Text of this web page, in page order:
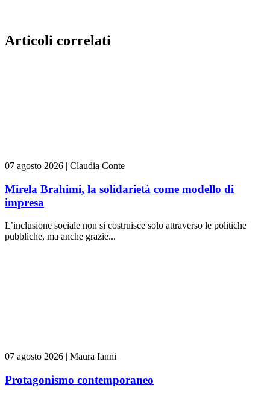
Articoli correlati
07 agosto 2026 | Claudia Conte
Mirela Brahimi, la solidarietà come modello di
impresa
L’inclusione sociale non si costruisce solo attraverso le politiche
pubbliche, ma anche grazie...
07 agosto 2026 | Maura Ianni
Protagonismo contemporaneo